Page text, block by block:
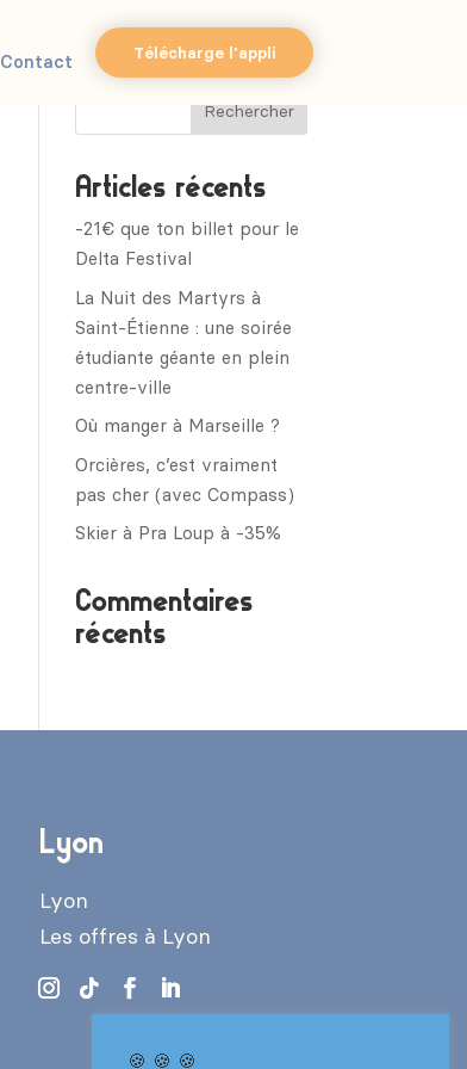
Contact Télécharge l'appli
Articles récents
-21€ que ton billet pour le
Delta Festival
La Nuit des Martyrs à
Saint-Étienne : une soirée
étudiante géante en plein
centre-ville
Où manger à Marseille ?
Orcières, c’est vraiment
pas cher (avec Compass)
Skier à Pra Loup à -35%
Commentaires
récents
Lyon
Lyon
Les offres à Lyon
🍪 🍪 🍪